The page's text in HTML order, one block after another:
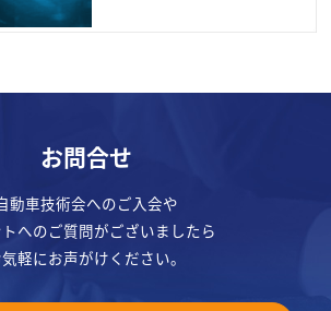
お問合せ
動車技術会へのご入会や
へのご質問がございましたら
軽にお声がけください。